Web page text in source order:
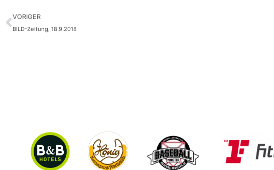
VORIGER
BILD-Zeitung, 18.9.2018